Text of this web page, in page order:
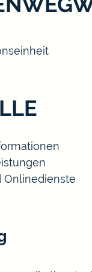
Onlinedienste